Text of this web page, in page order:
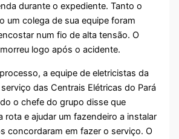
durante o expediente. Tanto o
um colega de sua equipe foram
num fio de alta tensão. O
logo após o acidente.
a equipe de eletricistas da
das Centrais Elétricas do Pará
o chefe do grupo disse que
rota e ajudar um fazendeiro a instalar
concordaram em fazer o serviço. O